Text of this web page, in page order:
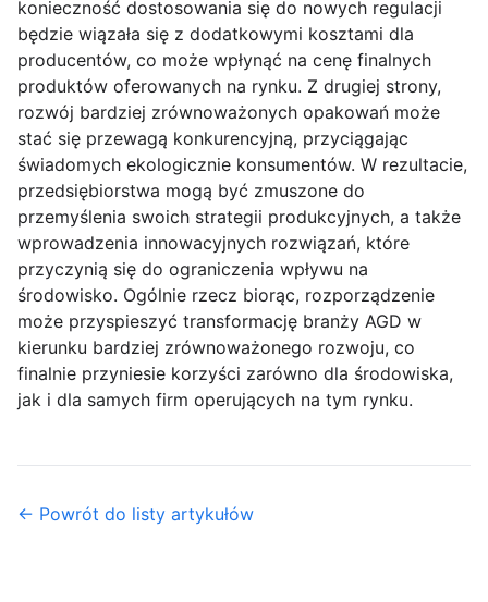
konieczność dostosowania się do nowych regulacji
będzie wiązała się z dodatkowymi kosztami dla
producentów, co może wpłynąć na cenę finalnych
produktów oferowanych na rynku. Z drugiej strony,
rozwój bardziej zrównoważonych opakowań może
stać się przewagą konkurencyjną, przyciągając
świadomych ekologicznie konsumentów. W rezultacie,
przedsiębiorstwa mogą być zmuszone do
przemyślenia swoich strategii produkcyjnych, a także
wprowadzenia innowacyjnych rozwiązań, które
przyczynią się do ograniczenia wpływu na
środowisko. Ogólnie rzecz biorąc, rozporządzenie
może przyspieszyć transformację branży AGD w
kierunku bardziej zrównoważonego rozwoju, co
finalnie przyniesie korzyści zarówno dla środowiska,
jak i dla samych firm operujących na tym rynku.
← Powrót do listy artykułów